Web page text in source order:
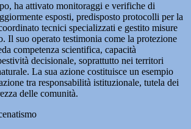
ha attivato monitoraggi e verifiche di
esposti, predisposto protocolli per la
tecnici specializzati e gestito misure
Il suo operato testimonia come la protezione
competenza scientifica, capacità
decisionale, soprattutto nei territori
La sua azione costituisce un esempio
tra responsabilità istituzionale, tutela dei
delle comunità.